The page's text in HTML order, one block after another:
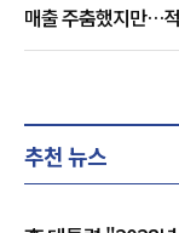
매출 주춤했지만…
추천 뉴스